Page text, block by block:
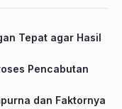
Tepat agar Hasil
Pencabutan
dan Faktornya